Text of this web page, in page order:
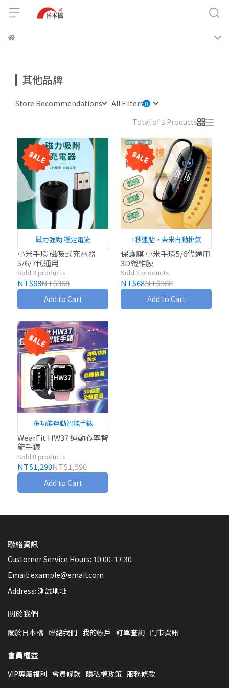
其他品牌
Store Recommendations
All Filters
Total of 3 Products
磁力強勁 穩定電流
小米手環 磁吸式充電器
5/6/7代通用
Sold 3 products
NT$68NT$368
Add to Cart
1秒速貼，奈米自動排氣
保護膜 小米手環5/6代通用
3D纖維膜
Sold 3 products
NT$68NT$368
Add to Cart
多功能運動智能手錶
WearFit HW37 運動心率智
能手錶
Sold 0 products
NT$1,290NT$1,590
Add to Cart
聯絡資訊
Customer Service Hours: 10:00-17:30
Email: example@email.com
Address: 測試地址
關於我們
關於日本橋 聯絡我們 我的帳戶 訂單查詢 門市資訊
會員權益
VIP專屬福利 會員條款 隱私權政策 服務條款